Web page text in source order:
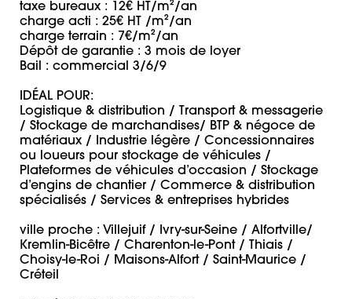
taxe bureaux : 12€ HT/m²/an
charge acti : 25€ HT /m²/an
charge terrain : 7€/m²/an
Dépôt de garantie : 3 mois de loyer
Bail : commercial 3/6/9
IDÉAL POUR:
Logistique & distribution / Transport & messagerie
/ Stockage de marchandises/ BTP & négoce de
matériaux / Industrie légère / Concessionnaires
ou loueurs pour stockage de véhicules /
Plateformes de véhicules d’occasion / Stockage
d’engins de chantier / Commerce & distribution
spécialisés / Services & entreprises hybrides
ville proche : Villejuif / Ivry-sur-Seine / Alfortville/
Kremlin-Bicêtre / Charenton-le-Pont / Thiais /
Choisy-le-Roi / Maisons-Alfort / Saint-Maurice /
Créteil